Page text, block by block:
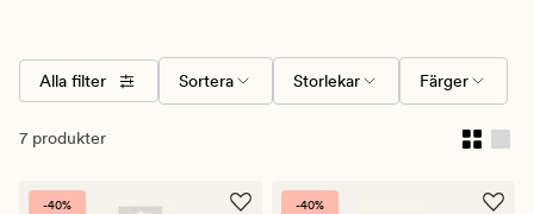
Alla filter Sortera Storlekar Färger
7 produkter
-40% -40%